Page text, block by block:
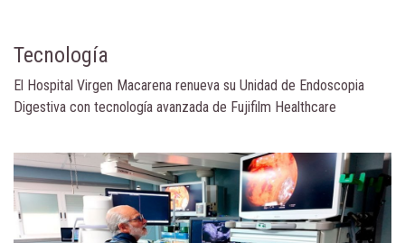
Tecnología
El Hospital Virgen Macarena renueva su Unidad de Endoscopia
Digestiva con tecnología avanzada de Fujifilm Healthcare